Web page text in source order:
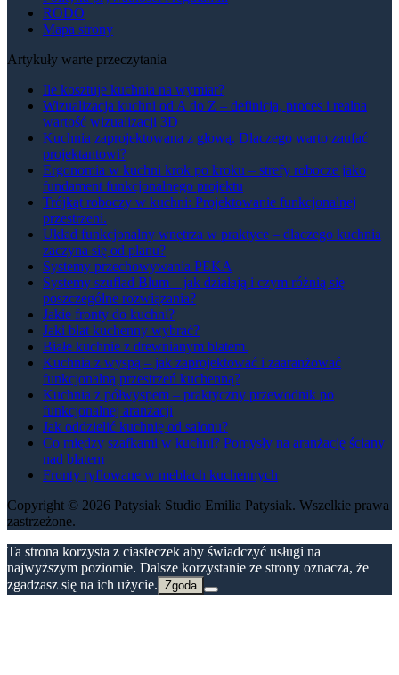
RODO
Mapa strony
Artykuły warte przeczytania
Ile kosztuje kuchnia na wymiar?
Wizualizacja kuchni od A do Z – definicja, proces i realna
wartość wizualizacji 3D
Kuchnia zaprojektowana z głową. Dlaczego warto zaufać
projektantowi?
Ergonomia w kuchni krok po kroku – strefy robocze jako
fundament funkcjonalnego projektu
Trójkąt roboczy w kuchni: Projektowanie funkcjonalnej
przestrzeni.
Układ funkcjonalny wnętrza w praktyce – dlaczego kuchnia
zaczyna się od planu?
Systemy przechowywania PEKA
Systemy szuflad Blum – jak działają i czym różnią się
poszczególne rozwiązania?
Jakie fronty do kuchni?
Jaki blat kuchenny wybrać?
Białe kuchnie z drewnianym blatem.
Kuchnia z wyspą – jak zaprojektować i zaaranżować
funkcjonalną przestrzeń kuchenną?
Kuchnia z półwyspem – praktyczny przewodnik po
funkcjonalnej aranżacji
Jak oddzielić kuchnię od salonu?
Co między szafkami w kuchni? Pomysły na aranżację ściany
nad blatem
Fronty ryflowane w meblach kuchennych
Copyright © 2026 Patysiak Studio Emilia Patysiak. Wszelkie prawa
zastrzeżone.
Ta strona korzysta z ciasteczek aby świadczyć usługi na
najwyższym poziomie. Dalsze korzystanie ze strony oznacza, że
zgadzasz się na ich użycie. Zgoda